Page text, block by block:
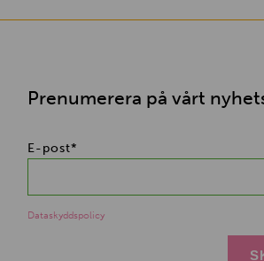
Prenumerera på vårt
E-post*
Dataskyddspolicy